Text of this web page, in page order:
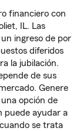
financiero con
IL. Las
ingreso de por
diferidos
la jubilación.
de sus
Genere
opción de
puede ayudar a
se trata